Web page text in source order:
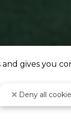
and gives you
Deny all